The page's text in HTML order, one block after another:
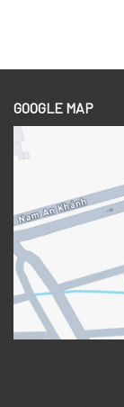
GOOGLE MAP